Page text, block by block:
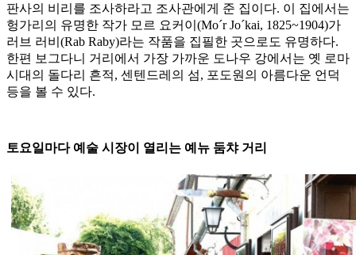
판사의 비리를 조사하라고 조사관에게 준 집이다. 이 집에서는
헝가리의 유명한 작가 모르 요커이(Mo´r Jo´kai, 1825~1904)가
러브 러비(Rab Raby)라는 작품을 집필한 곳으로도 유명하다.
한편 보그다니 거리에서 가장 가까운 도나우 강에서는 옛 로마
시대의 돌다리 흔적, 센텐드레의 섬, 포도원의 아름다운 언덕
등을 볼 수 있다.
토요일마다 예술 시장이 열리는 예뉴 둠챠 거리